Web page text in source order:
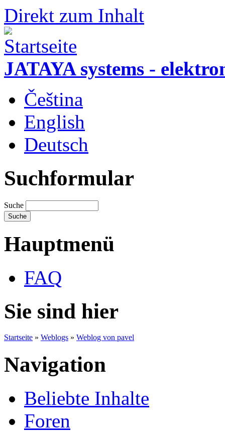
Direkt zum Inhalt
JATAYA systems -
Čeština
English
Deutsch
Suchformular
Suche
Hauptmenü
FAQ
Sie sind hier
Startseite » Weblogs » Weblog von pavel
Navigation
Beliebte Inhalte
Foren